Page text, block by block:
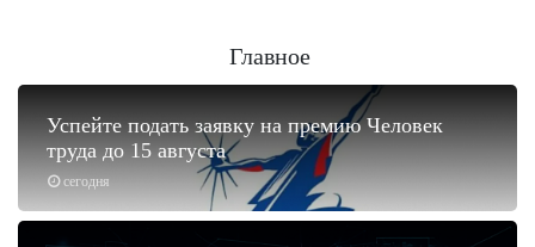
Главное
сегодня
Успейте подать заявку на премию Человек
труда до 15 августа